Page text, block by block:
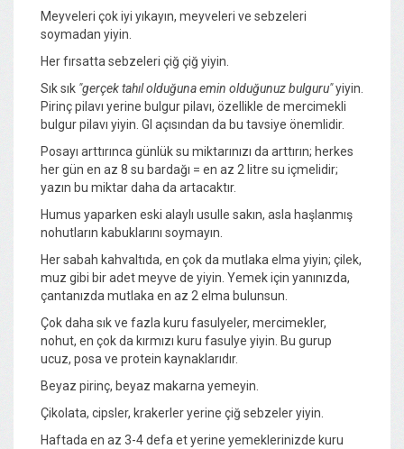
Meyveleri çok iyi yıkayın, meyveleri ve sebzeleri
soymadan yiyin.
Her fırsatta sebzeleri çiğ çiğ yiyin.
Sık sık "gerçek tahıl olduğuna emin olduğunuz bulguru"yiyin.
Pirinç pilavı yerine bulgur pilavı, özellikle de mercimekli
bulgur pilavı yiyin. GI açısından da bu tavsiye önemlidir.
Posayı arttırınca günlük su miktarınızı da arttırın; herkes
her gün en az 8 su bardağı = en az 2 litre su içmelidir;
yazın bu miktar daha da artacaktır.
Humus yaparken eski alaylı usulle sakın, asla haşlanmış
nohutların kabuklarını soymayın.
Her sabah kahvaltıda, en çok da mutlaka elma yiyin; çilek,
muz gibi bir adet meyve de yiyin. Yemek için yanınızda,
çantanızda mutlaka en az 2 elma bulunsun.
Çok daha sık ve fazla kuru fasulyeler, mercimekler,
nohut, en çok da kırmızı kuru fasulye yiyin. Bu gurup
ucuz, posa ve protein kaynaklarıdır.
Beyaz pirinç, beyaz makarna yemeyin.
Çikolata, cipsler, krakerler yerine çiğ sebzeler yiyin.
Haftada en az 3-4 defa et yerine yemeklerinizde kuru